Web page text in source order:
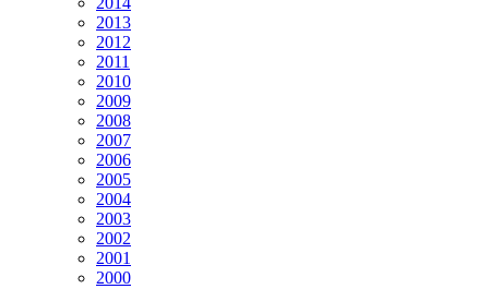
2013
2012
2011
2010
2009
2008
2007
2006
2005
2004
2003
2002
2001
2000